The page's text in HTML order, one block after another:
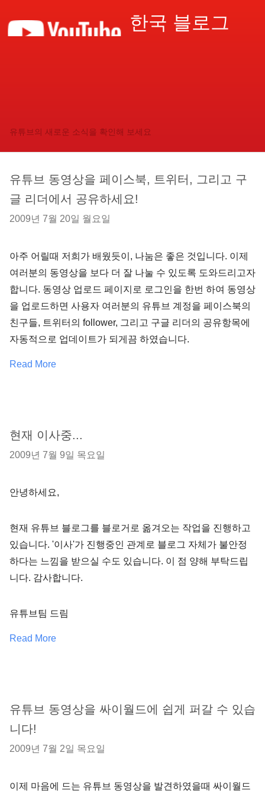
한국 블로그
유튜브의 새로운 소식을 확인해 보세요
유튜브 동영상을 페이스북, 트위터, 그리고 구
글 리더에서 공유하세요!
2009년 7월 20일 월요일
아주 어릴때 저희가 배웠듯이, 나눔은 좋은 것입니다. 이제
여러분의 동영상을 보다 더 잘 나눌 수 있도록 도와드리고자
합니다. 동영상 업로드 페이지로 로그인을 한번 하여 동영상
을 업로드하면 사용자 여러분의 유튜브 계정을 페이스북의
친구들, 트위터의 follower, 그리고 구글 리더의 공유항목에
자동적으로 업데이트가 되게끔 하였습니다.
Read More
현재 이사중...
2009년 7월 9일 목요일
안녕하세요,
현재 유튜브 블로그를 블로거로 옮겨오는 작업을 진행하고
있습니다. '이사'가 진행중인 관계로 블로그 자체가 불안정
하다는 느낌을 받으실 수도 있습니다. 이 점 양해 부탁드립
니다. 감사합니다.
유튜브팀 드림
Read More
유튜브 동영상을 싸이월드에 쉽게 퍼갈 수 있습
니다!
2009년 7월 2일 목요일
이제 마음에 드는 유튜브 동영상을 발견하였을때 싸이월드